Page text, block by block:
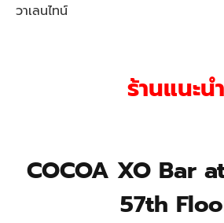
วาเลนไทน์
ร้านแนะนำ
COCOA XO Bar
57th